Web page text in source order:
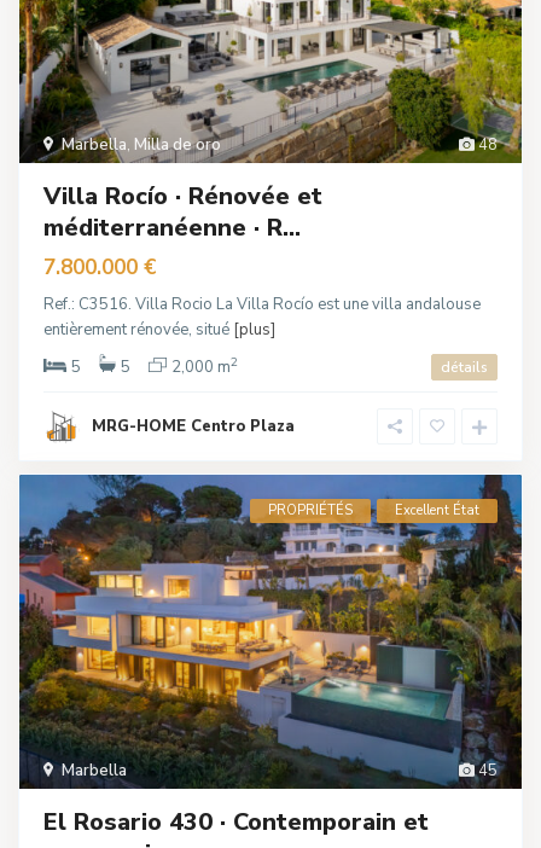
48
Marbella, Milla de oro
Villa Rocío · Rénovée et
méditerranéenne · R...
7.800.000 €
Ref.: C3516. Villa Rocio La Villa Rocío est une villa andalouse
entièrement rénovée, situé [plus]
5
5 2,000 m2 détails
MRG-HOME Centro Plaza
45
Marbella
PROPRIÉTÉS Excellent État
El Rosario 430 · Contemporain et